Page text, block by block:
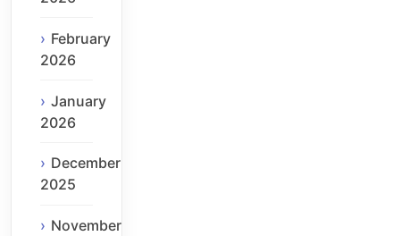
February
2026
January
2026
December
2025
November